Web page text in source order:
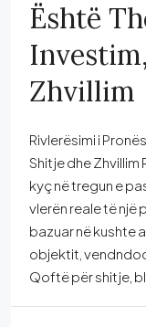
Është
Zhvillim
Rivlerësimi i
Shitje dhe Zhvillim
kyç në tregun e
vlerën reale të një
bazuar në kushte
objektit,
Qoftë për shitje,